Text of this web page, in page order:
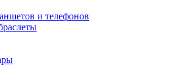
и телефонов